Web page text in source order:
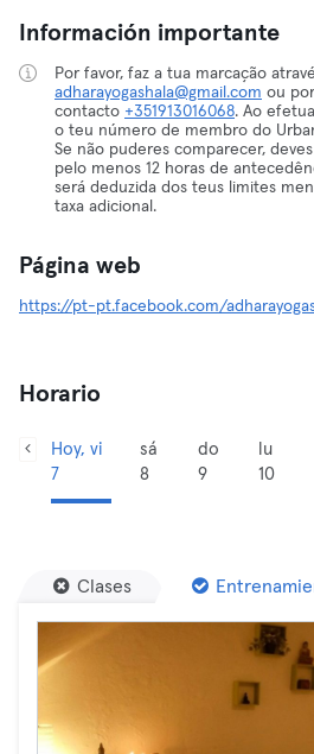
Información importante
Por favor, faz a tua marcação
adharayogashala@gmail.com ou
contacto +351913016068. Ao
o teu número de membro do
Se não puderes comparecer,
pelo menos 12 horas de
será deduzida dos teus limites
taxa adicional.
Página web
https://pt-pt.facebook.com/
Horario
Hoy, vi
7
sá
8
do
9
lu
10
Clases